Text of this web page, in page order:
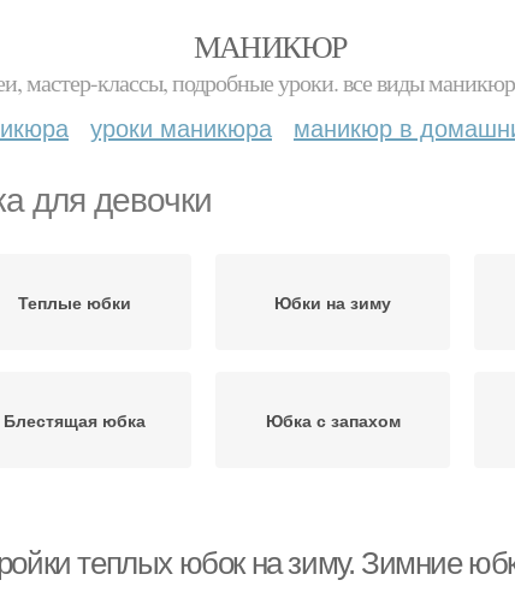
МАНИКЮР
мастер-классы, подробные уроки. все виды
уроки маникюра маникюр в
для девочки
Теплые юбки Юбки на зиму
Блестящая юбка Юбка с запахом
теплых юбок на зиму. Зимние